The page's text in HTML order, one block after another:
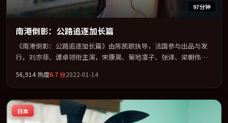
97分钟
南港倒影：公路追逐加长篇
《南港倒影：公路追逐加长篇》由陈凯歌执导，法国参与出品与发
行。刘亦菲、谭卓领衔主演，宋康昊、菊地凛子、张译、梁朝伟联
「科幻」类型为骨架，在叙事、表演与视听上力求统一。定于
2022-09-24 在内地院线及主流平台同步亮相，2022 年度话题片中口
碑稳健，适合喜欢强情节与人物弧光的观众完整观看。
56,914热度6.7分2022-01-14
日本